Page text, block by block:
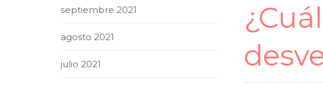
septiembre 2021
agosto 2021
julio 2021